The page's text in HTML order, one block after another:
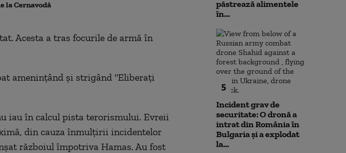
la Cernavodă
este nevoie
Acesta a tras focurile de armă în
amenințând și strigând "Eliberați
iau în calcul pista terorismului. Evreii
din cauza înmulțirii incidentelor
războiul împotriva Hamas. Au fost
păstrează alimentele
în...
5
Incident grav de
securitate: O dronă a
intrat din România în
Bulgaria şi a explodat
la...